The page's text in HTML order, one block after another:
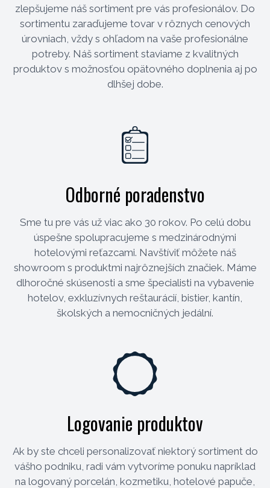
zlepšujeme náš sortiment pre vás profesionálov. Do
sortimentu zaraďujeme tovar v rôznych cenových
úrovniach, vždy s ohľadom na vaše profesionálne
potreby. Náš sortiment staviame z kvalitných
produktov s možnosťou opätovného doplnenia aj po
dlhšej dobe.
Odborné poradenstvo
Sme tu pre vás už viac ako 30 rokov. Po celú dobu
úspešne spolupracujeme s medzinárodnými
hotelovými reťazcami. Navštíviť môžete náš
showroom s produktmi najrôznejších značiek. Máme
dlhoročné skúsenosti a sme špecialisti na vybavenie
hotelov, exkluzívnych reštaurácií, bistier, kantín,
školských a nemocničných jedální.
Logovanie produktov
Ak by ste chceli personalizovať niektorý sortiment do
vášho podniku, radi vám vytvoríme ponuku napríklad
na logovaný porcelán, kozmetiku, hotelové papuče,